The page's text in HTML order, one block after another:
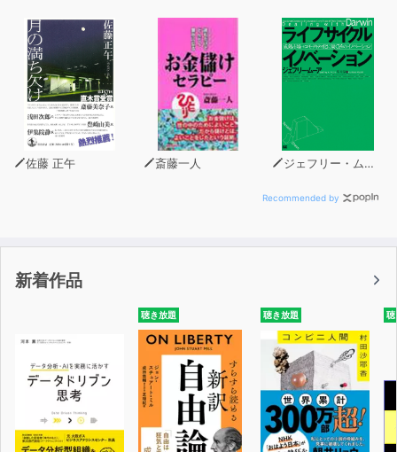
佐藤 正午 斎藤一人 ジェフリー・ムーア
Recommended by
新着作品
聴き放題 聴き放題 聴